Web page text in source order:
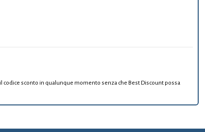
sconto in qualunque momento senza che Best Discount possa